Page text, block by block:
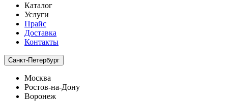
Каталог
Услуги
Прайс
Доставка
Контакты
Санкт-Петербург
Москва
Ростов-на-Дону
Воронеж